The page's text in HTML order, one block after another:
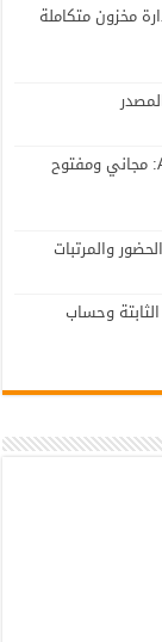
مخزون متكاملة
برنامج إدارة حركات البيع والشراء باستخدام Access: مجاني ومفتوح
والمرتبات
وحساب